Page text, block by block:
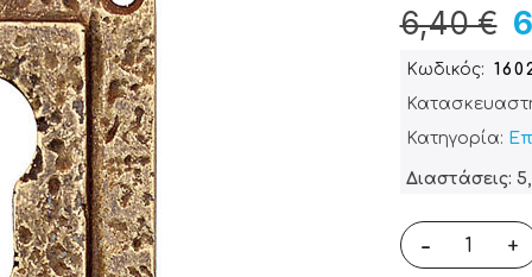
6,40 €
Κωδικός
Κατηγορία:
Διαστάσεις:
- +